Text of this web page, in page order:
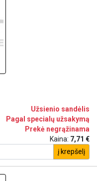
Užsienio sandėlis
Pagal specialų užsakymą
Prekė negrąžinama
Kaina: 7,71 €
į krepšelį